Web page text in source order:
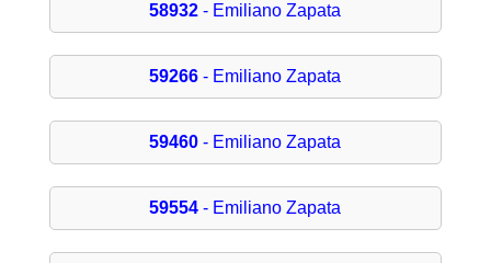
58932 - Emiliano Zapata
59266 - Emiliano Zapata
59460 - Emiliano Zapata
59554 - Emiliano Zapata